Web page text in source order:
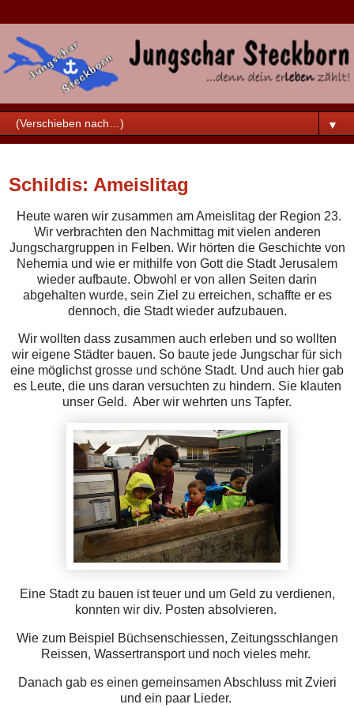
▼
Schildis: Ameislitag
Heute waren wir zusammen am Ameislitag der Region 23.
Wir verbrachten den Nachmittag mit vielen anderen
Jungschargruppen in Felben. Wir hörten die Geschichte von
Nehemia und wie er mithilfe von Gott die Stadt Jerusalem
wieder aufbaute. Obwohl er von allen Seiten darin
abgehalten wurde, sein Ziel zu erreichen, schaffte er es
dennoch, die Stadt wieder aufzubauen.
Wir wollten dass zusammen auch erleben und so wollten
wir eigene Städter bauen. So baute jede Jungschar für sich
eine möglichst grosse und schöne Stadt. Und auch hier gab
es Leute, die uns daran versuchten zu hindern. Sie klauten
unser Geld. Aber wir wehrten uns Tapfer.
Eine Stadt zu bauen ist teuer und um Geld zu verdienen,
konnten wir div. Posten absolvieren.
Wie zum Beispiel Büchsenschiessen, Zeitungsschlangen
Reissen, Wassertransport und noch vieles mehr.
Danach gab es einen gemeinsamen Abschluss mit Zvieri
und ein paar Lieder.